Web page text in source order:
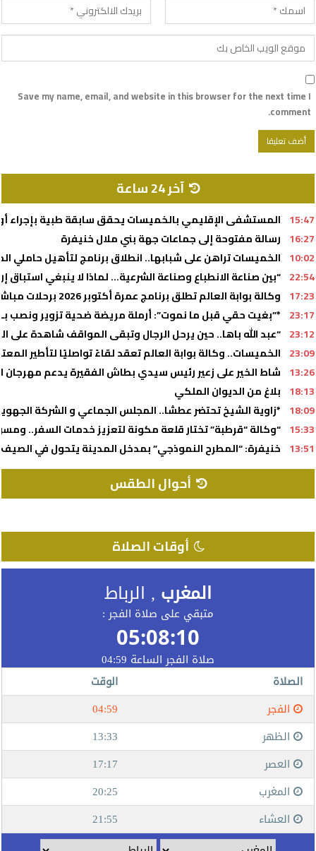
Save my name, email, and website in this browser for the next time I
comment.
آخر 24 ساعة
15:47 المستشفى الإقليمي بالخميسات يحقق سابقة طبية بإجراء
16:27 رسالة مفتوحة إلى جماعات جهة بني ملال خنيفرة
10:02 الخميسات تراهن على شبابها.. انطلاق برنامج لتأهيل حاملي
22:54 “بين صناعة الانطباع وصناعة الشرعية… لماذا لا ينبغي استباق
17:23 وكالة بوابة العالم تطلق برنامج عمرة أكتوبر 2026 برحلات مباشرة وإقامة بفنادق متميزة
23:17 *”بغيت حقي قبل ما نموت”: أرملة مريضة ضحية تزوير ونصب بـ 360 مليون.. وشكاية رسمية تهز محكمة الاستئناف بفاس*
23:12 “عبد الله باها.. حين يرحل الرجال وتبقى المواقف شاهدة على
23:09 الخميسات.. وكالة بوابة العالم تعقد لقاءً تواصليًا لتأطير
13:26 شاط الخير على زعير رئيس سيدي بطاش الفقيرة يدعم مهرجان
18:13 بلاغ من الديوان الملكي
18:09 *زاوية الشيخ تحتضر عطشا.. المجلس الجماعي و الشركة
15:33 “وكالة “قرطبة” تختار قلعة مكونة لتعزيز خدمات السفر..
13:51 خنيفرة: “المطرح النموذجي” بمدخل المدينة يتحول في
أحوال الطقس
أوقات الصلاة